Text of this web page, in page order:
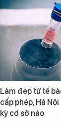
Làm đẹp từ tế
cấp phép, Hà
kỳ cơ sở nào